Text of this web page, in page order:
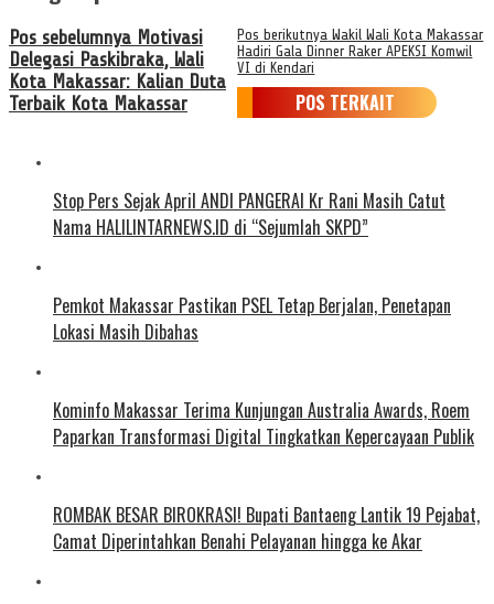
Pos sebelumnya Motivasi
Delegasi Paskibraka, Wali
Kota Makassar: Kalian Duta
Terbaik Kota Makassar
Pos berikutnya Wakil Wali Kota Makassar
Hadiri Gala Dinner Raker APEKSI Komwil
VI di Kendari
POS TERKAIT
Stop Pers Sejak April ANDI PANGERAI Kr Rani Masih Catut
Nama HALILINTARNEWS.ID di “Sejumlah SKPD”
Pemkot Makassar Pastikan PSEL Tetap Berjalan, Penetapan
Lokasi Masih Dibahas
Kominfo Makassar Terima Kunjungan Australia Awards, Roem
Paparkan Transformasi Digital Tingkatkan Kepercayaan Publik
ROMBAK BESAR BIROKRASI! Bupati Bantaeng Lantik 19 Pejabat,
Camat Diperintahkan Benahi Pelayanan hingga ke Akar